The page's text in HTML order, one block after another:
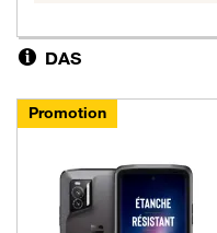
DAS
Promotion